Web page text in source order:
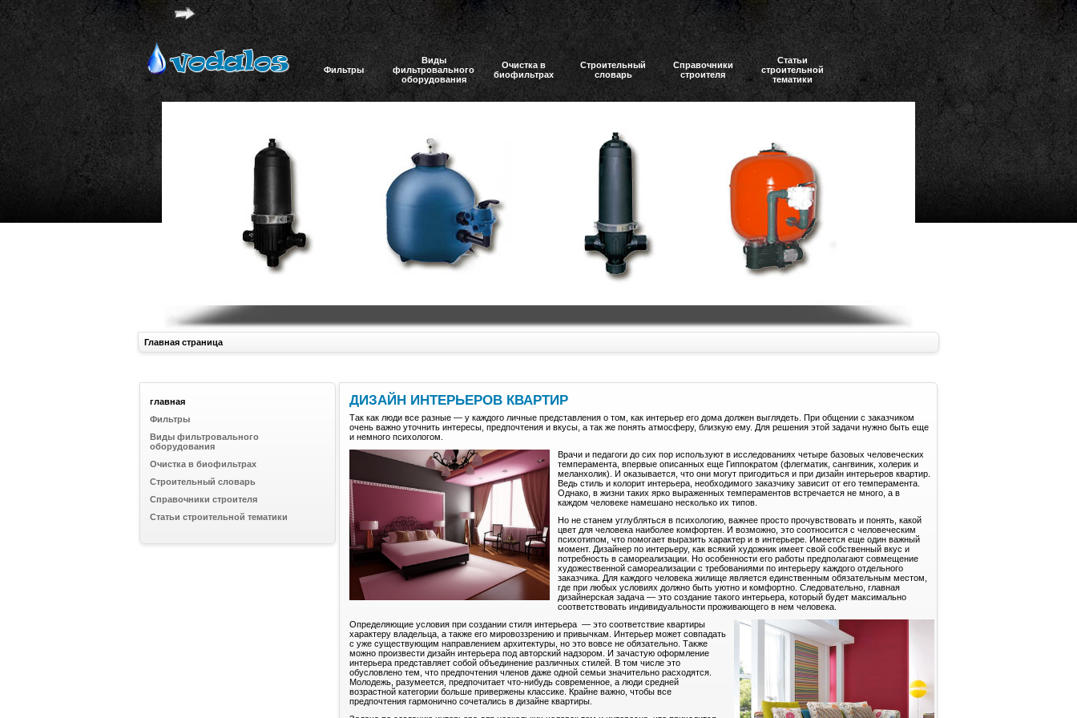
Фильтры
Виды
фильтровального
оборудования
Очистка в
биофильтрах
Строительный
словарь
Справочники
строителя
Статьи
строительной
тематики
Главная страница
ДИЗАЙН ИНТЕРЬЕРОВ КВАРТИР
Так как люди все разные — у каждого личные представления о том, как интерьер его дома должен выглядеть. При общении с заказчиком
очень важно уточнить интересы, предпочтения и вкусы, а так же понять атмосферу, близкую ему. Для решения этой задачи нужно быть еще
и немного психологом.
Врачи и педагоги до сих пор используют в исследованиях четыре базовых человеческих
темперамента, впервые описанных еще Гиппократом (флегматик, сангвиник, холерик и
меланхолик). И оказывается, что они могут пригодиться и при дизайн интерьеров квартир.
Ведь стиль и колорит интерьера, необходимого заказчику зависит от его темперамента.
Однако, в жизни таких ярко выраженных темпераментов встречается не много, а в
каждом человеке намешано несколько их типов.
Но не станем углубляться в психологию, важнее просто прочувствовать и понять, какой
цвет для человека наиболее комфортен. И возможно, это соотносится с человеческим
психотипом, что помогает выразить характер и в интерьере. Имеется еще один важный
момент. Дизайнер по интерьеру, как всякий художник имеет свой собственный вкус и
потребность в самореализации. Но особенности его работы предполагают совмещение
художественной самореализации с требованиями по интерьеру каждого отдельного
заказчика. Для каждого человека жилище является единственным обязательным местом,
где при любых условиях должно быть уютно и комфортно. Следовательно, главная
дизайнерская задача — это создание такого интерьера, который будет максимально
соответствовать индивидуальности проживающего в нем человека.
Определяющие условия при создании стиля интерьера — это соответствие квартиры
характеру владельца, а также его мировоззрению и привычкам. Интерьер может совпадать
с уже существующим направлением архитектуры, но это вовсе не обязательно. Также
можно произвести дизайн интерьера под авторский надзором. И зачастую оформление
интерьера представляет собой объединение различных стилей. В том числе это
обусловлено тем, что предпочтения членов даже одной семьи значительно расходятся.
Молодежь, разумеется, предпочитает что-нибудь современное, а люди средней
возрастной категории больше привержены классике. Крайне важно, чтобы все
предпочтения гармонично сочетались в дизайне квартиры.
главная
Фильтры
Виды фильтровального
оборудования
Очистка в биофильтрах
Строительный словарь
Справочники строителя
Статьи строительной тематики